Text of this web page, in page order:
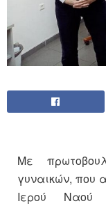
Με
γυναικών, που
Ιερού Ναού